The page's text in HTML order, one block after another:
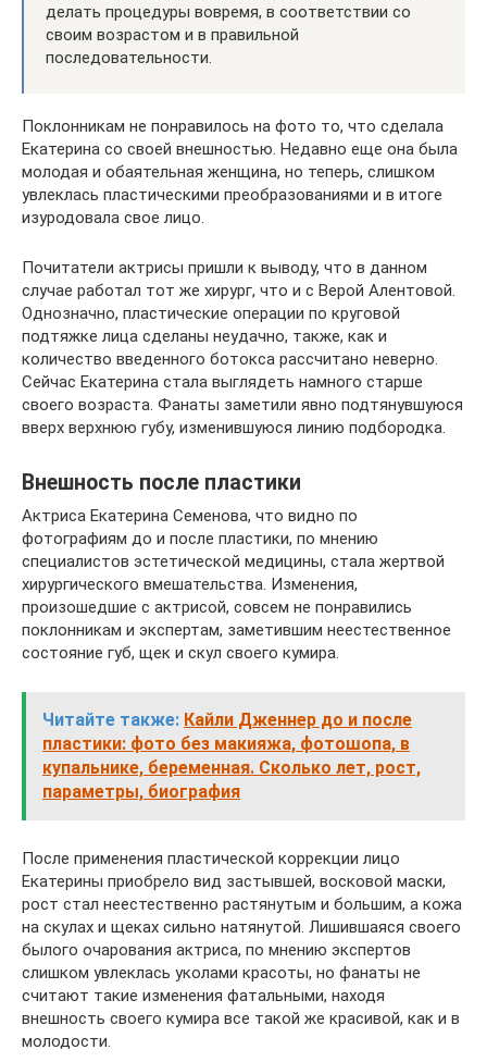
делать процедуры вовремя, в соответствии со
своим возрастом и в правильной
последовательности.
Поклонникам не понравилось на фото то, что сделала
Екатерина со своей внешностью. Недавно еще она была
молодая и обаятельная женщина, но теперь, слишком
увлеклась пластическими преобразованиями и в итоге
изуродовала свое лицо.
Почитатели актрисы пришли к выводу, что в данном
случае работал тот же хирург, что и с Верой Алентовой.
Однозначно, пластические операции по круговой
подтяжке лица сделаны неудачно, также, как и
количество введенного ботокса рассчитано неверно.
Сейчас Екатерина стала выглядеть намного старше
своего возраста. Фанаты заметили явно подтянувшуюся
вверх верхнюю губу, изменившуюся линию подбородка.
Внешность после пластики
Актриса Екатерина Семенова, что видно по
фотографиям до и после пластики, по мнению
специалистов эстетической медицины, стала жертвой
хирургического вмешательства. Изменения,
произошедшие с актрисой, совсем не понравились
поклонникам и экспертам, заметившим неестественное
состояние губ, щек и скул своего кумира.
Читайте также: Кайли Дженнер до и после
пластики: фото без макияжа, фотошопа, в
купальнике, беременная. Сколько лет, рост,
параметры, биография
После применения пластической коррекции лицо
Екатерины приобрело вид застывшей, восковой маски,
рост стал неестественно растянутым и большим, а кожа
на скулах и щеках сильно натянутой. Лишившаяся своего
былого очарования актриса, по мнению экспертов
слишком увлеклась уколами красоты, но фанаты не
считают такие изменения фатальными, находя
внешность своего кумира все такой же красивой, как и в
молодости.